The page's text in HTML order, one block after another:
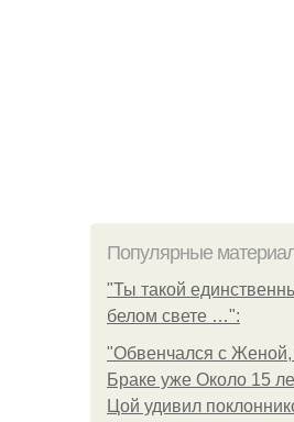
Популярные
"Ты такой
белом свете …":
"Обвенчался с Женой,
Браке уже Около 15
Цой удивил